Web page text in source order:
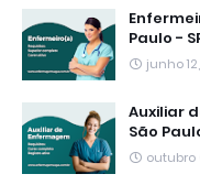
Paulo -
junho
Auxiliar
São
outubro